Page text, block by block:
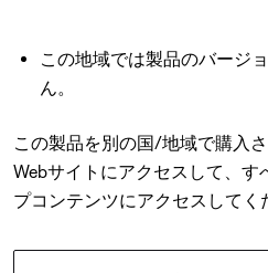
この地域では製品のバージ
ん。
この製品を別の国/地域で購入
Webサイトにアクセスして、
プコンテンツにアクセスしてく